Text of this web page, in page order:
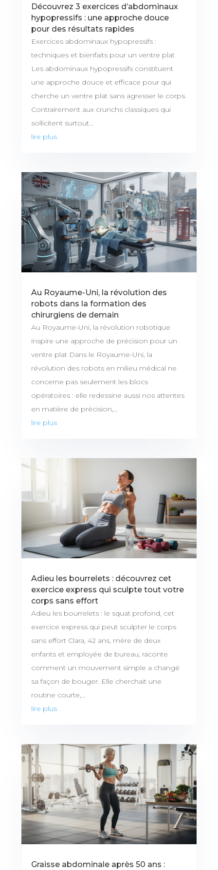
Découvrez 3 exercices d’abdominaux
hypopressifs : une approche douce
pour des résultats rapides
Exercices abdominaux hypopressifs :
techniques et bienfaits pour un ventre plat
Les abdominaux hypopressifs constituent
une approche douce et efficace pour qui
cherche un ventre plat sans agresser le corps.
Contrairement aux crunchs classiques qui
sollicitent surtout...
lire plus
Au Royaume-Uni, la révolution des
robots dans la formation des
chirurgiens de demain
Au Royaume-Uni, la révolution robotique
inspire une approche de précision pour un
ventre plat Dans le Royaume-Uni, la
révolution des robots en milieu médical ne
concerne pas seulement les blocs
opératoires : elle redessine aussi nos attentes
en matière de précision,...
lire plus
Adieu les bourrelets : découvrez cet
exercice express qui sculpte tout votre
corps sans effort
Adieu les bourrelets : le squat profond, cet
exercice express qui peut sculpter le corps
sans effort Clara, 42 ans, mère de deux
enfants et employée de bureau, raconte
comment un mouvement simple a changé
sa façon de bouger. Elle cherchait une
routine courte,...
lire plus
Graisse abdominale après 50 ans :